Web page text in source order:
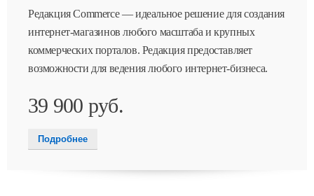
Редакция Commerce — идеальное решение для создания
интернет-магазинов любого масштаба и крупных
коммерческих порталов. Редакция предоставляет
возможности для ведения любого интернет-бизнеса.
39 900 руб.
Подробнее